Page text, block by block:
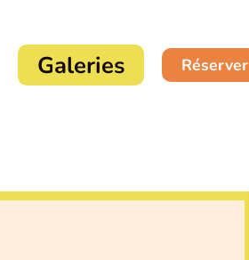
Galeries Réserver